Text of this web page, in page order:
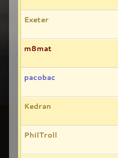
Exeter
m8mat
pacobac
Kedran
PhilTroll